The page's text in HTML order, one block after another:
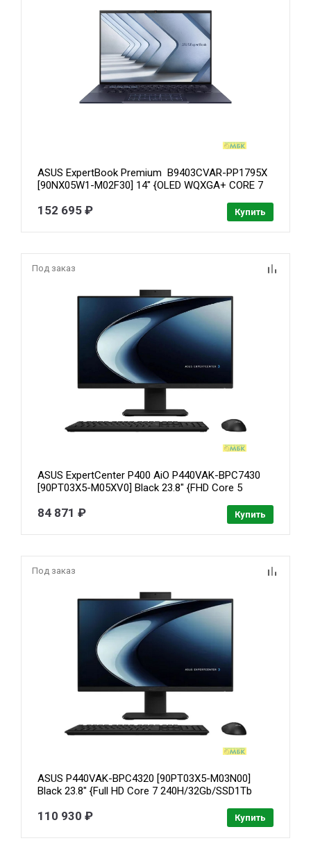
ASUS ExpertBook Premium B9403CVAR-PP1795X
[90NX05W1-M02F30] 14" {OLED WQXGA+ CORE 7
152 695 ₽ Купить
Под заказ
ASUS ExpertCenter P400 AiO P440VAK-BPC7430
[90PT03X5-M05XV0] Black 23.8" {FHD Core 5
84 871 ₽ Купить
Под заказ
ASUS P440VAK-BPC4320 [90PT03X5-M03N00]
Black 23.8" {Full HD Core 7 240H/32Gb/SSD1Tb
110 930 ₽ Купить